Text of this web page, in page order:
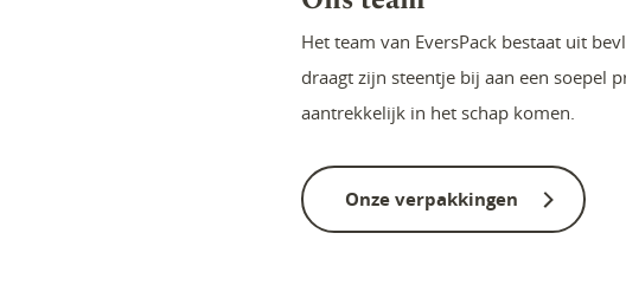
Het team van EversPack bestaat uit
draagt zijn steentje bij aan een soepel
aantrekkelijk in het schap komen.
Onze verpakkingen